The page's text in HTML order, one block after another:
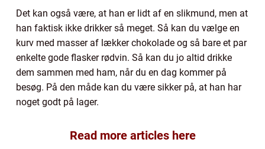
Det kan også være, at han er lidt af en slikmund, men at
han faktisk ikke drikker så meget. Så kan du vælge en
kurv med masser af lækker chokolade og så bare et par
enkelte gode flasker rødvin. Så kan du jo altid drikke
dem sammen med ham, når du en dag kommer på
besøg. På den måde kan du være sikker på, at han har
noget godt på lager.
Read more articles here